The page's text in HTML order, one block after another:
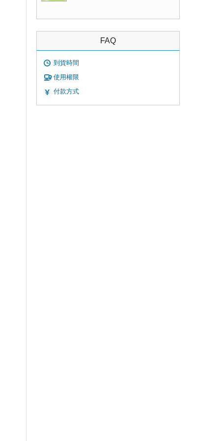
FAQ
到貨時間
使用權限
付款方式